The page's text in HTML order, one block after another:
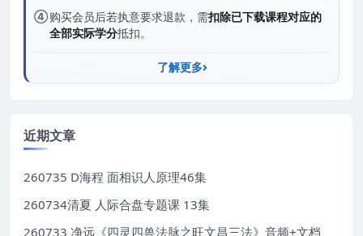
④购买会员后若执意要求退款，需扣除已下载课程对应的
全部实际学分抵扣。
了解更多
近期文章
260735 D海程 面相识人原理46集
260734清夏 人际合盘专题课 13集
260733 净远《四灵四兽法脉之旺文昌三法》音频+文档